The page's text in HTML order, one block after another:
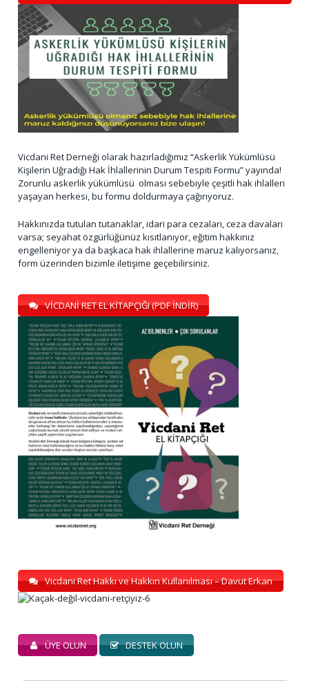
Vicdani Ret Derneği olarak hazırladığımız “Askerlik Yükümlüsü
Kişilerin Uğradığı Hak İhlallerinin Durum Tespiti Formu” yayında!
Zorunlu askerlik yükümlüsü olması sebebiyle çeşitli hak ihlalleri
yaşayan herkesi, bu formu doldurmaya çağırıyoruz.
Hakkınızda tutulan tutanaklar, idari para cezaları, ceza davaları
varsa; seyahat özgürlüğünüz kısıtlanıyor, eğitim hakkınız
engelleniyor ya da başkaca hak ihlallerine maruz kalıyorsanız,
form üzerinden bizimle iletişime geçebilirsiniz.
VİCDANİ RET EL KİTAPÇIĞI (PDF İNDİR)
Vicdani Ret Hakkı ve Hakkın Kullanılması – Davut Erkan
ÜYE OLUN DESTEK OLUN